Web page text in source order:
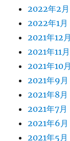
2022年2月
2022年1月
2021年12月
2021年11月
2021年10月
2021年9月
2021年8月
2021年7月
2021年6月
2021年5月